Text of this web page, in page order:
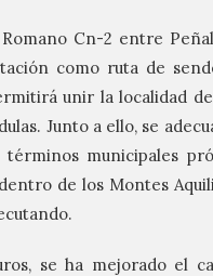
Cn-2 entre
como ruta de
unir la localidad
Junto a ello, se
municipales
de los Montes
se ha mejorado el